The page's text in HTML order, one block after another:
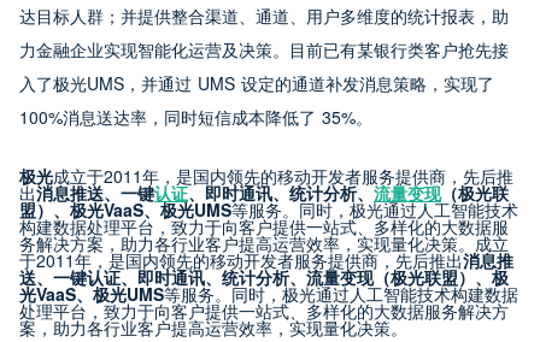
达目标人群；并提供整合渠道、通道、用户多维度的统计报表，助
力金融企业实现智能化运营及决策。目前已有某银行类客户抢先接
入了极光UMS，并通过 UMS 设定的通道补发消息策略，实现了
100%消息送达率，同时短信成本降低了 35%。
极光成立于2011年，是国内领先的移动开发者服务提供商，先后推
出消息推送、一键认证、即时通讯、统计分析、流量变现（极光联
盟）、极光VaaS、极光UMS等服务。同时，极光通过人工智能技术
构建数据处理平台，致力于向客户提供一站式、多样化的大数据服
务解决方案，助力各行业客户提高运营效率，实现量化决策。成立
于2011年，是国内领先的移动开发者服务提供商，先后推出消息推
送、一键认证、即时通讯、统计分析、流量变现（极光联盟）、极
光VaaS、极光UMS等服务。同时，极光通过人工智能技术构建数据
处理平台，致力于向客户提供一站式、多样化的大数据服务解决方
案，助力各行业客户提高运营效率，实现量化决策。